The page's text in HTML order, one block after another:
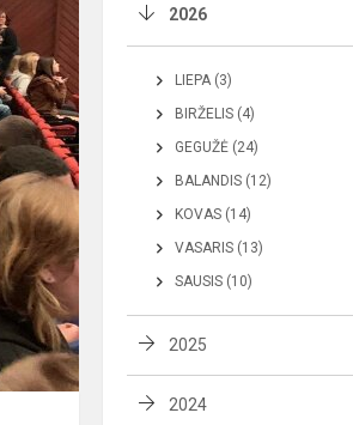
2026
LIEPA (3)
BIRŽELIS (4)
GEGUŽĖ (24)
BALANDIS (12)
KOVAS (14)
VASARIS (13)
SAUSIS (10)
2025
2024